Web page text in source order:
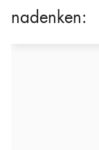
nadenken: